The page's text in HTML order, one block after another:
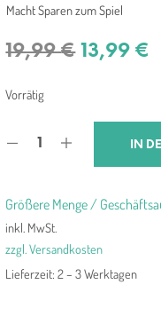
Macht Sparen zum Spiel
19,99€
19,99 €
13,99€
Vorrätig
IN
Größere Menge /
inkl. MwSt.
zzgl. Versandkosten
Lieferzeit:2 – 3 Werktagen